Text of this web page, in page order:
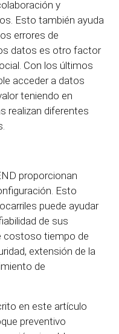
y
Esto también ayuda
errores de
datos es otro factor
Con los últimos
acceder a datos
teniendo en
realizan diferentes
proporcionan
Esto
puede ayudar
de sus
costoso tiempo de
extensión de la
de
en este artículo
preventivo